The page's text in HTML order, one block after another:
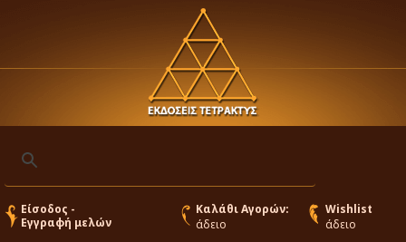
Είσοδος -
Εγγραφή μελών
Καλάθι Αγορών:
άδειο
Wishlist
άδειο